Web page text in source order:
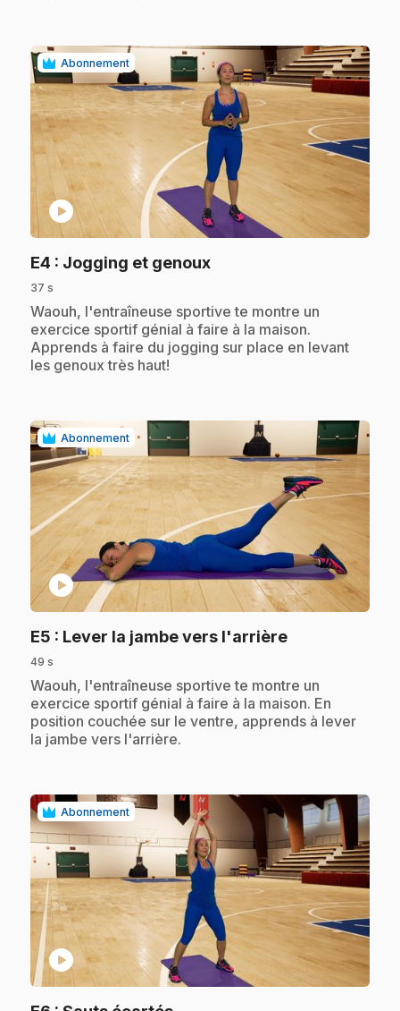
Abonnement
play_circle
E4 : Jogging et genoux.
37 s
.Waouh, l'entraîneuse sportive te montre un
exercice sportif génial à faire à la maison.
Apprends à faire du jogging sur place en levant
les genoux très haut!
Abonnement
play_circle
E5 : Lever la jambe vers l'arrière.
49 s
.Waouh, l'entraîneuse sportive te montre un
exercice sportif génial à faire à la maison. En
position couchée sur le ventre, apprends à lever
la jambe vers l'arrière.
Abonnement
play_circle